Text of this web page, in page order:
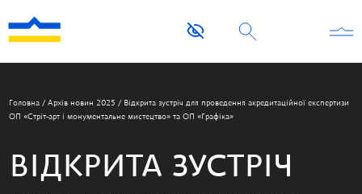
Головна / Архів новин 2025 / Відкрита зустріч для проведення акредитаційної експертизи
ОП «Стріт-арт і монументальне мистецтво» та ОП «Графіка»
ВІДКРИТА ЗУСТРІЧ